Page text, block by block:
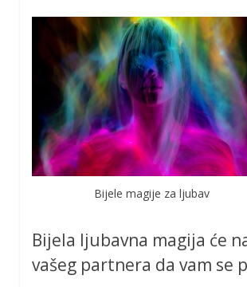
Bijele magije za ljubav
Bijela ljubavna magija će
vašeg partnera da vam se